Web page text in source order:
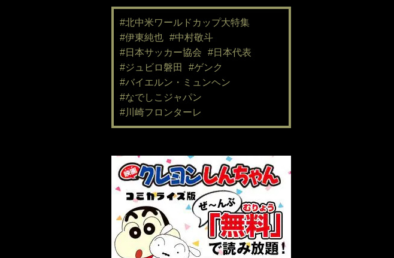
#北中米ワールドカップ大特集
#伊東純也 #中村敬斗
#日本サッカー協会
#日本代表
#ジュビロ磐田
#ゲンク
#バイエルン・ミュンヘン
#なでしこジャパン
#川崎フロンターレ